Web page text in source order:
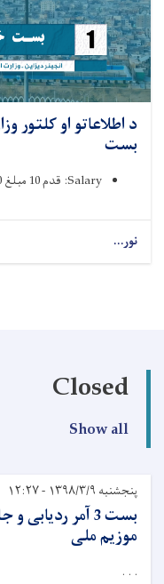
د اطلاعاتو او کلتور
بست
Salary: قدم 10 مبلغ 166.200 B کتګوري ‌
نور...
Closed
Show all
پنجشنبه ۱۳۹۸/۳/۹ - ۱۲:۲۷
بست 3 آمر
موزیم ملی
. . .